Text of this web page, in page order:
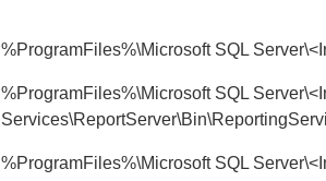
%ProgramFiles%\Microsoft SQL
%ProgramFiles%\Microsoft SQL
%ProgramFiles%\Microsoft SQL